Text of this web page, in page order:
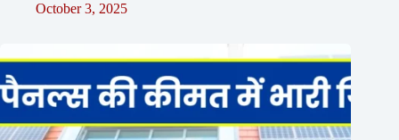
October 3, 2025